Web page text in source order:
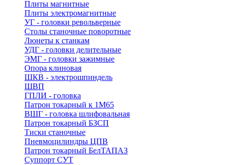
Плиты магнитные
Плиты электромагнитные
УГ - головки револьверные
Столы станочные поворотные
Люнеты к станкам
УДГ - головки делительные
ЭМГ - головки зажимные
Опора клиновая
ШКВ - электрошпиндель
ШВП
ГПЛИ - головка
Патрон токарный к 1М65
ВШГ - головка шлифовальная
Патрон токарный БЗСП
Тиски станочные
Пневмоцилиндры ЦПВ
Патрон токарный БелТАПАЗ
Суппорт СУТ